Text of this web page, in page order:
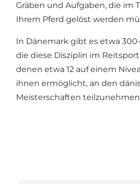
Gräben und Aufgaben, die im
Ihrem Pferd gelöst werden
In Dänemark gibt es etwa
die diese Disziplin im
denen etwa 12 auf einem
ihnen ermöglicht, an den
Meisterschaften